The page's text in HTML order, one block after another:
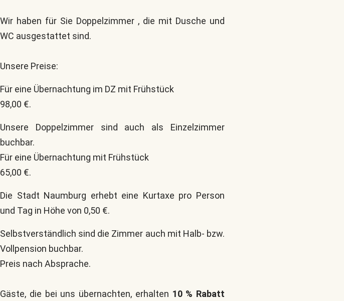
Wir haben für Sie Doppelzimmer , die mit Dusche und
WC ausgestattet sind.
Unsere Preise:
Für eine Übernachtung im DZ mit Frühstück
98,00 €.
Unsere Doppelzimmer sind auch als Einzelzimmer
buchbar.
Für eine Übernachtung mit Frühstück
65,00 €.
Die Stadt Naumburg erhebt eine Kurtaxe pro Person
und Tag in Höhe von 0,50 €.
Selbstverständlich sind die Zimmer auch mit Halb- bzw.
Vollpension buchbar.
Preis nach Absprache.
Gäste, die bei uns übernachten, erhalten 10 % Rabatt